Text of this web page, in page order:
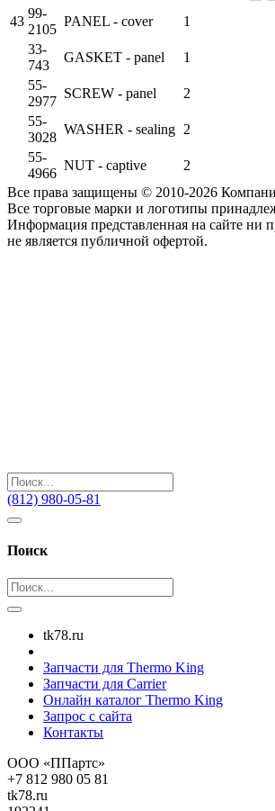
43
99-
2105
PANEL - cover
1
33-
743
GASKET - panel
1
55-
2977
SCREW - panel
2
55-
3028
WASHER - sealing 2
55-
4966
NUT - captive
2
Все права защищены © 2010-2026
Все торговые марки и логотипы
Информация представленная на сайте ни
не является публичной офертой.
(812) 980-05-81
Поиск
tk78.ru
Запчасти для Thermo King
Запчасти для Carrier
Онлайн каталог Thermo King
Запрос с сайта
Контакты
ООО «ППартс»
+7 812 980 05 81
tk78.ru